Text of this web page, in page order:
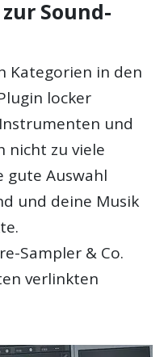
Sound-
Kategorien in den
locker
und
nicht zu viele
gute Auswahl
und deine Musik
Sampler & Co.
verlinkten